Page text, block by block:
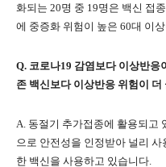
화되는 20명 중 19명은 백신 접
에 중증화 위험이 높은 60대 이
Q. 코로나19 감염보다 이상반응
존 백신보다 이상반응 위험이 더
A. 동절기 추가접종에 활용되고
으로 안전성을 인정받아 널리
한 백신을 사용하고 있습니다.